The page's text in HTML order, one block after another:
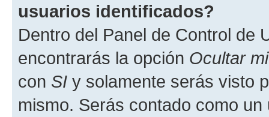
usuarios identificados?
Dentro del Panel de Control de
encontrarás la opción Ocultar
con SI y solamente serás visto
mismo. Serás contado como un